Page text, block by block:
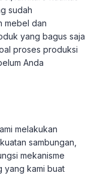
sudah
mebel dan
yang bagus saja
proses produksi
Anda
melakukan
sambungan,
mekanisme
yang kami buat